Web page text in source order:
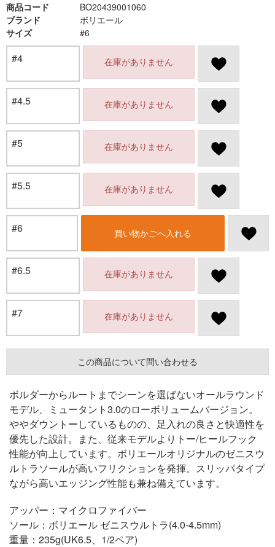
商品コード
BO20439001060
ブランド
ボリエール
サイズ
#6
#4 在庫がありません
#4.5 在庫がありません
#5 在庫がありません
#5.5 在庫がありません
#6 買い物かごへ入れる
#6.5 在庫がありません
#7 在庫がありません
この商品について問い合わせる
ボルダーからルートまでシーンを選ばないオールラウンド
モデル、ミュータント3.0のローボリュームバージョン。
ややダウントーしているものの、足入れの良さと快適性を
優先した設計。また、従来モデルよりトー/ヒールフック
性能が向上しています。ボリエールオリジナルのゼニスウ
ルトラソールが高いフリクションを発揮。スリッパタイプ
ながら高いエッジング性能も兼ね備えています。
アッパー：マイクロファイバー
ソール：ボリエール ゼニスウルトラ(4.0-4.5mm)
重量：235g(UK6.5、1/2ペア)